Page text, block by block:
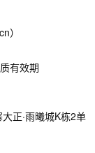
）
有效期
正·雨曦城K栋2单